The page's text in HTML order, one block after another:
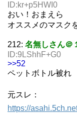
ID:kr+p5HWI0
おい！おまえら
オススメのマスク
212: 名無しさん＠
ID:9LShhF+G0
>>52
ペットボトル被れ
元スレ：
https://